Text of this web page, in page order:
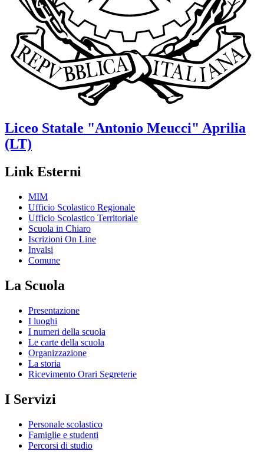
Liceo Statale "Antonio Meucci" Aprilia
(LT)
Link Esterni
MIM
Ufficio Scolastico Regionale
Ufficio Scolastico Territoriale
Scuola in Chiaro
Iscrizioni On Line
Invalsi
Comune
La Scuola
Presentazione
I luoghi
I numeri della scuola
Le carte della scuola
Organizzazione
La storia
Ricevimento Orari Segreterie
I Servizi
Personale scolastico
Famiglie e studenti
Percorsi di studio